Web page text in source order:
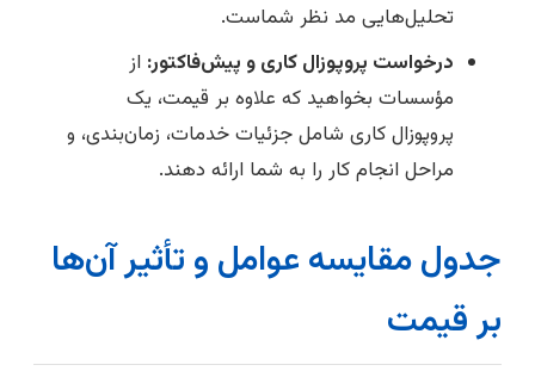
تحلیل‌هایی مد نظر شماست.
درخواست پروپوزال کاری و پیش‌فاکتور: از
مؤسسات بخواهید که علاوه بر قیمت، یک
پروپوزال کاری شامل جزئیات خدمات، زمان‌بندی، و
مراحل انجام کار را به شما ارائه دهند.
جدول مقایسه عوامل و تأثیر آن‌ها
بر قیمت